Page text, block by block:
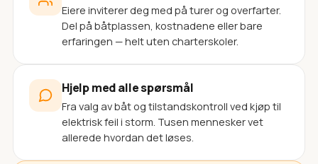
Eiere inviterer deg med på turer og overfarter.
Del på båtplassen, kostnadene eller bare
erfaringen — helt uten charterskoler.
Hjelp med alle spørsmål
Fra valg av båt og tilstandskontroll ved kjøp til
elektrisk feil i storm. Tusen mennesker vet
allerede hvordan det løses.